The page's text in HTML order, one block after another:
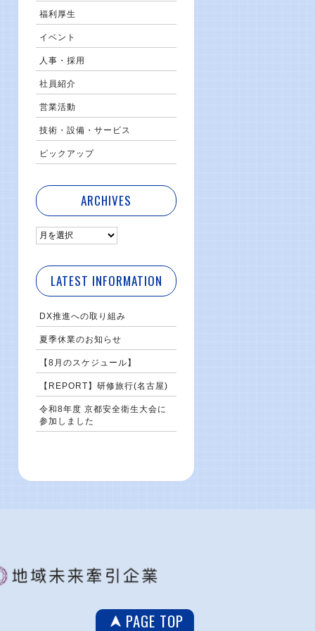
福利厚生
イベント
人事・採用
社員紹介
営業活動
技術・設備・サービス
ピックアップ
ARCHIVES
LATEST INFORMATION
DX推進への取り組み
夏季休業のお知らせ
【8月のスケジュール】
【REPORT】研修旅行(名古屋)
令和8年度 京都安全衛生大会に
参加しました
PAGE TOP